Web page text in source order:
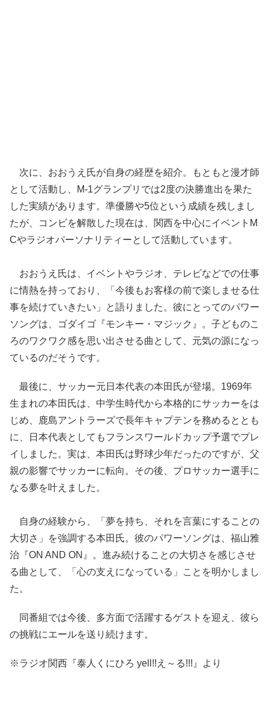
次に、おおうえ氏が自身の経歴を紹介。もともと漫才師
として活動し、M-1グランプリでは2度の決勝進出を果た
した実績があります。準優勝や5位という成績を残しまし
たが、コンビを解散した現在は、関西を中心にイベントM
Cやラジオパーソナリティーとして活動しています。
おおうえ氏は、イベントやラジオ、テレビなどでの仕事
に情熱を持っており、「今後もお客様の前で楽しませる仕
事を続けていきたい」と語りました。彼にとってのパワー
ソングは、ゴダイゴ『モンキー・マジック』。子どものこ
ろのワクワク感を思い出させる曲として、元気の源になっ
ているのだそうです。
最後に、サッカー元日本代表の本田氏が登場。1969年
生まれの本田氏は、中学生時代から本格的にサッカーをは
じめ、鹿島アントラーズで長年キャプテンを務めるととも
に、日本代表としてもフランスワールドカップ予選でプレ
イしました。実は、本田氏は野球少年だったのですが、父
親の影響でサッカーに転向。その後、プロサッカー選手に
なる夢を叶えました。
自身の経験から、「夢を持ち、それを言葉にすることの
大切さ」を強調する本田氏。彼のパワーソングは、福山雅
治『ON AND ON』。進み続けることの大切さを感じさせ
る曲として、「心の支えになっている」ことを明かしまし
た。
同番組では今後、多方面で活躍するゲストを迎え、彼ら
の挑戦にエールを送り続けます。
※ラジオ関西『泰人くにひろ yell!!え～る!!!』より